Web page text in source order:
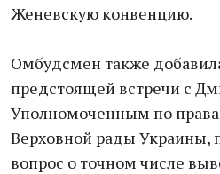
Женевскую конвенцию.
Омбудсмен также
предстоящей встречи с
Уполномоченным по
Верховной рады Украины,
вопрос о точном числе